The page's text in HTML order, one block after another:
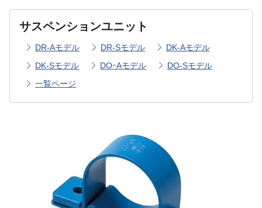
サスペンションユニット
DR-Aモデル DR-Sモデル
DK-Aモデル
DK-Sモデル
DOｰAモデル
DO-Sモデル
一覧ページ